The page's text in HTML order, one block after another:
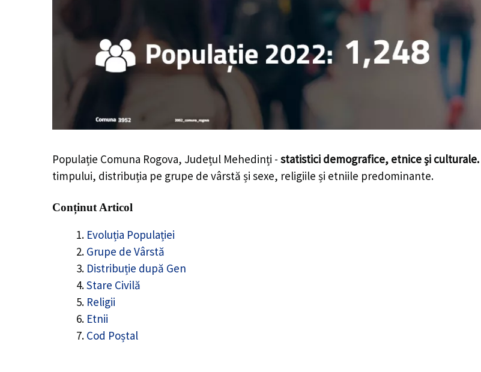
Populație Comuna Rogova, Județul Mehedinți - statistici demografice, etnice și culturale.
timpului, distribuția pe grupe de vârstă și sexe, religiile și etniile predominante.
Conținut Articol
Evoluția Populației
Grupe de Vârstă
Distribuție după Gen
Stare Civilă
Religii
Etnii
Cod Poștal